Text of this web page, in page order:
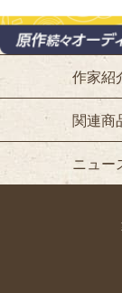
作家紹
関連商
ニュー